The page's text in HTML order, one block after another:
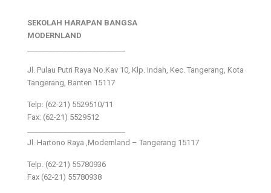
SEKOLAH HARAPAN BANGSA
MODERNLAND
Jl. Pulau Putri Raya No.Kav 10, Klp. Indah, Kec. Tangerang, Kota
Tangerang, Banten 15117
Telp: (62-21) 5529510/11
Fax: (62-21) 5529512
Jl. Hartono Raya ,Modernland – Tangerang 15117
Telp. (62-21) 55780936
Fax (62-21) 55780938